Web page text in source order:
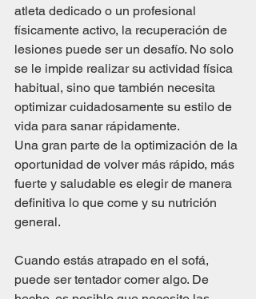
atleta dedicado o un profesional
físicamente activo, la recuperación de
lesiones puede ser un desafío. No solo
se le impide realizar su actividad física
habitual, sino que también necesita
optimizar cuidadosamente su estilo de
vida para sanar rápidamente.
Una gran parte de la optimización de la
oportunidad de volver más rápido, más
fuerte y saludable es elegir de manera
definitiva lo que come y su nutrición
general.
Cuando estás atrapado en el sofá,
puede ser tentador comer algo. De